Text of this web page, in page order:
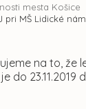
mesta Košice
MŠ Lidické
na to, že
do 23.11.2019